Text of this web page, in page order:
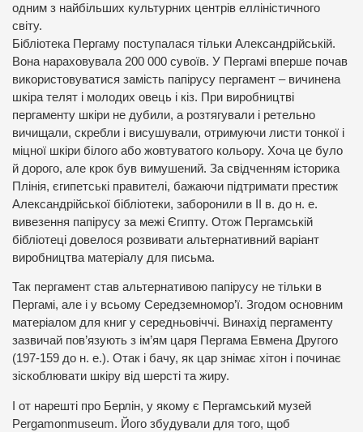
одним з найбільших культурних центрів елліністичного
світу.
Бібліотека Пергаму поступалася тільки Александрійській.
Вона нараховувала 200 000 сувоїв. У Пергамі вперше почав
використовуватися замість папірусу пергамент – вичинена
шкіра телят і молодих овець і кіз. При виробництві
пергаменту шкіри не дубили, а розтягували і ретельно
вичищали, скребли і висушували, отримуючи листи тонкої і
міцної шкіри білого або жовтуватого кольору. Хоча це було
й дорого, але крок був вимушений. За свідченням історика
Плінія, єгипетські правителі, бажаючи підтримати престиж
Александрійської бібліотеки, заборонили в II в. до н. е.
вивезення папірусу за межі Єгипту. Отож Пергамській
бібліотеці довелося розвивати альтернативний варіант
виробництва матеріалу для письма.
Так пергамент став альтернативою папірусу не тільки в
Пергамі, але і у всьому Середземномор’ї. Згодом основним
матеріалом для книг у середньовіччі. Винахід пергаменту
зазвичай пов’язують з ім’ям царя Пергама Евмена Другого
(197-159 до н. е.). Отак і бачу, як цар знімає хітон і починає
зіскоблювати шкіру від шерсті та жиру.
І от нарешті про Берлін, у якому є Пергамський музей
Pergamonmuseum. Його збудували для того, щоб